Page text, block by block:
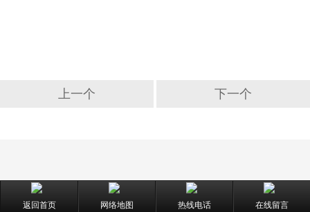
上一个 下一个
返回首页 网络地图 热线电话 在线留言